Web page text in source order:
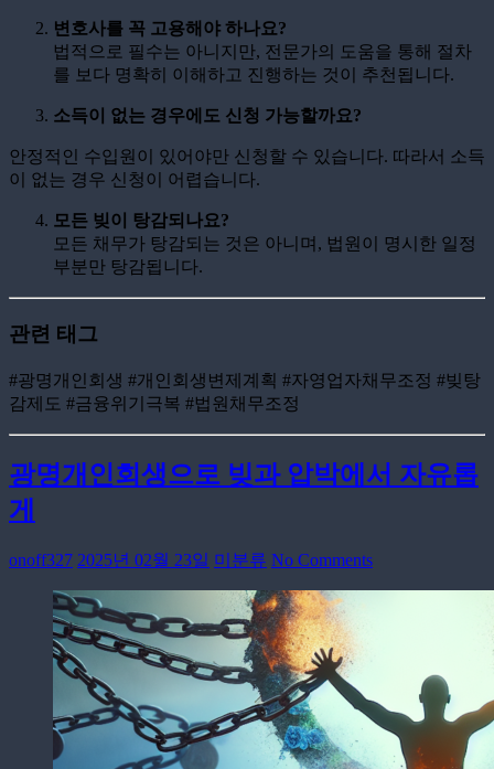
변호사를 꼭 고용해야 하나요?
법적으로 필수는 아니지만, 전문가의 도움을 통해 절차
를 보다 명확히 이해하고 진행하는 것이 추천됩니다.
소득이 없는 경우에도 신청 가능할까요?
안정적인 수입원이 있어야만 신청할 수 있습니다. 따라서 소득
이 없는 경우 신청이 어렵습니다.
모든 빚이 탕감되나요?
모든 채무가 탕감되는 것은 아니며, 법원이 명시한 일정
부분만 탕감됩니다.
관련 태그
#광명개인회생 #개인회생변제계획 #자영업자채무조정 #빚탕
감제도 #금융위기극복 #법원채무조정
광명개인회생으로 빚과 압박에서 자유롭
게
onoff327 2025년 02월 23일 미분류 No Comments